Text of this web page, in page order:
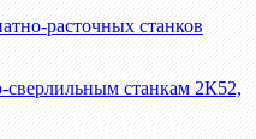
расточных станков
сверлильным станкам 2К52,